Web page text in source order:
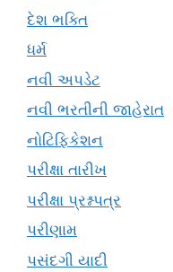
દેશ ભક્તિ
ધર્મ
નવી અપડેટ
નવી ભરતીની જાહેરાત
નોટિફિકેશન
પરીક્ષા તારીખ
પરીક્ષા પ્રશ્નપત્ર
પરીણામ
પસંદગી યાદી